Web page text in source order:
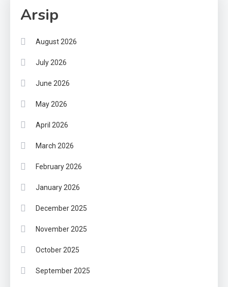
Arsip
August 2026
July 2026
June 2026
May 2026
April 2026
March 2026
February 2026
January 2026
December 2025
November 2025
October 2025
September 2025